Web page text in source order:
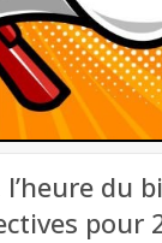
l’heure du
pour